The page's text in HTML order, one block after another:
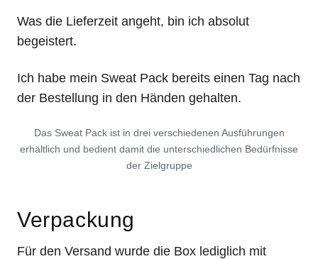
Was die Lieferzeit angeht, bin ich absolut
begeistert.
Ich habe mein Sweat Pack bereits einen Tag nach
der Bestellung in den Händen gehalten.
Das Sweat Pack ist in drei verschiedenen Ausführungen
erhältlich und bedient damit die unterschiedlichen Bedürfnisse
der Zielgruppe
Verpackung
Für den Versand wurde die Box lediglich mit